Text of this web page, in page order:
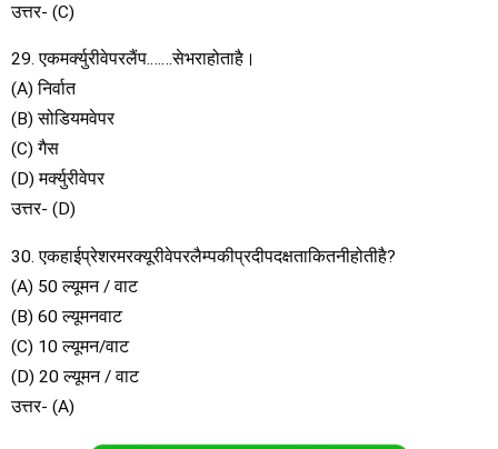
उत्तर- (C)
29. एकमर्क्युरीवेपरलैंप…….सेभराहोताहै।
(A) निर्वात
(B) सोडियमवेपर
(C) गैस
(D) मर्क्युरीवेपर
उत्तर- (D)
30. एकहाईप्रेशरमरक्यूरीवेपरलैम्पकीप्रदीपदक्षताकितनीहोतीहै?
(A) 50 ल्यूमन / वाट
(B) 60 ल्यूमनवाट
(C) 10 ल्यूमन/वाट
(D) 20 ल्यूमन / वाट
उत्तर- (A)